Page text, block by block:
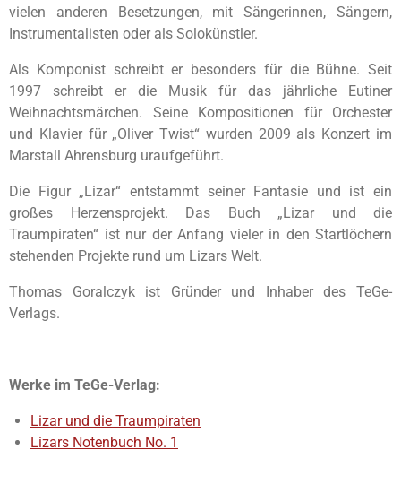
vielen anderen Besetzungen, mit Sängerinnen, Sängern,
Instrumentalisten oder als Solokünstler.
Als Komponist schreibt er besonders für die Bühne. Seit
1997 schreibt er die Musik für das jährliche Eutiner
Weihnachtsmärchen. Seine Kompositionen für Orchester
und Klavier für „Oliver Twist“ wurden 2009 als Konzert im
Marstall Ahrensburg uraufgeführt.
Die Figur „Lizar“ entstammt seiner Fantasie und ist ein
großes Herzensprojekt. Das Buch „Lizar und die
Traumpiraten“ ist nur der Anfang vieler in den Startlöchern
stehenden Projekte rund um Lizars Welt.
Thomas Goralczyk ist Gründer und Inhaber des TeGe-
Verlags.
Werke im TeGe-Verlag:
Lizar und die Traumpiraten
Lizars Notenbuch No. 1